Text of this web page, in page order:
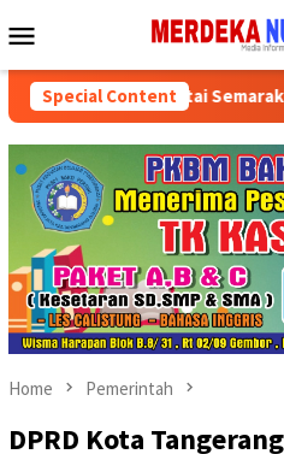
to
Menu
Special Content
Kader Partai Semarakkan
Home Pemerintah
DPRD Kota